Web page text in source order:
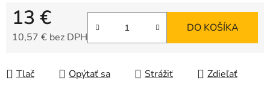
13 €
10,57 € bez DPH
DO KOŠÍKA
Tlač Opýtať sa Strážiť Zdieľať